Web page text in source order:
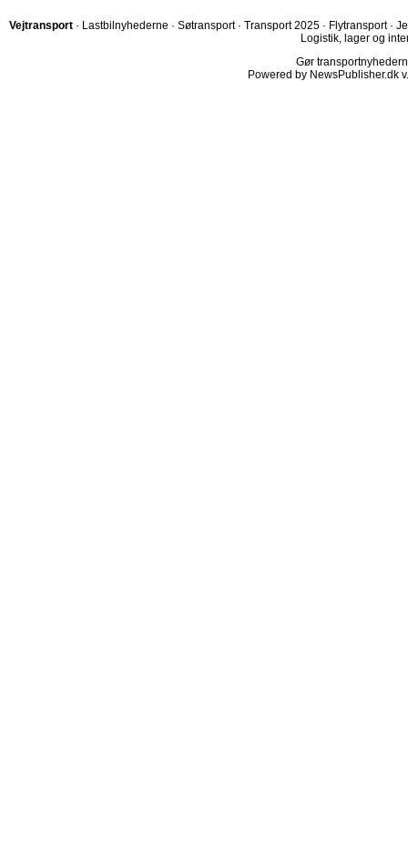
Vejtransport · Lastbilnyhederne · Søtransport · Transport 2025 · Flytransport ·
Logistik, lager og
Gør
Powered by NewsPublisher.dk